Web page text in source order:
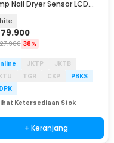
Nail Dryer Sensor LCD
79.900
38%
JKTP
JKTB
TGR CKP
PBKS
Ketersediaan Stok
+ Keranjang